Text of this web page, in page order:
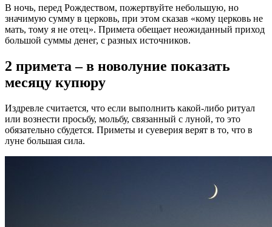
В ночь, перед Рождеством, пожертвуйте небольшую, но
значимую сумму в церковь, при этом сказав «кому церковь не
мать, тому я не отец». Примета обещает неожиданный приход
большой суммы денег, с разных источников.
2 примета – в новолуние показать
месяцу купюру
Издревле считается, что если выполнить какой-либо ритуал
или вознести просьбу, мольбу, связанный с луной, то это
обязательно сбудется. Приметы и суеверия верят в то, что в
луне большая сила.